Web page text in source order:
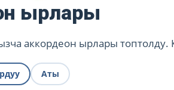
ырлары
аккордеон ырлары топтолду.
Аты